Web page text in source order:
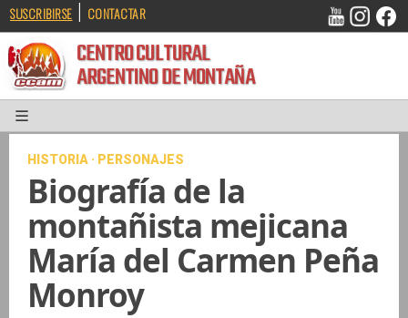
SUSCRIBIRSE | CONTACTAR
CENTRO CULTURAL
ARGENTINO DE MONTAÑA
HISTORIA · PERSONAJES
Biografía de la
montañista mejicana
María del Carmen Peña
Monroy